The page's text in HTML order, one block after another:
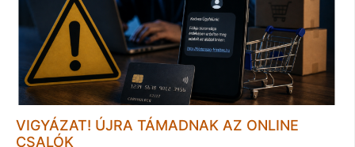
VIGYÁZAT! ÚJRA TÁMADNAK AZ ONLINE
CSALÓK